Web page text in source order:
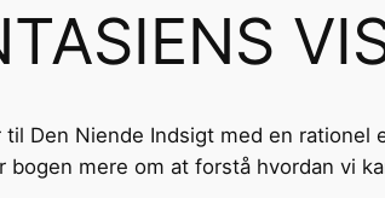
til Den Niende Indsigt med en
bogen mere om at forstå hvordan vi